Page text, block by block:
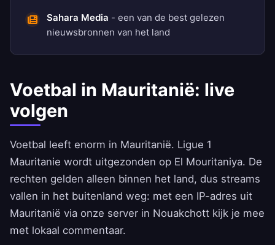
Sahara Media - een van de best gelezen
nieuwsbronnen van het land
Voetbal in Mauritanië: live
volgen
Voetbal leeft enorm in Mauritanië. Ligue 1
Mauritanie wordt uitgezonden op El Mouritaniya. De
rechten gelden alleen binnen het land, dus streams
vallen in het buitenland weg: met een IP-adres uit
Mauritanië via onze server in Nouakchott kijk je mee
met lokaal commentaar.